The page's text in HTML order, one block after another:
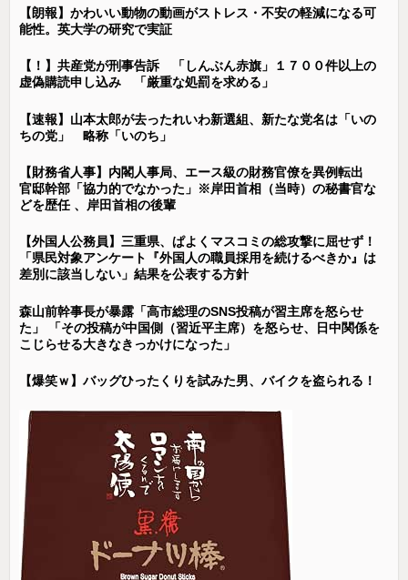
【朗報】かわいい動物の動画がストレス・不安の軽減になる可
能性。英大学の研究で実証
【！】共産党が刑事告訴 「しんぶん赤旗」１７００件以上の
虚偽購読申し込み 「厳重な処罰を求める」
【速報】山本太郎が去ったれいわ新選組、新たな党名は「いの
ちの党」 略称「いのち」
【財務省人事】内閣人事局、エース級の財務官僚を異例転出
官邸幹部「協力的でなかった」※岸田首相（当時）の秘書官な
どを歴任 、岸田首相の後輩
【外国人公務員】三重県、ぱよくマスコミの総攻撃に屈せず！
「県民対象アンケート『外国人の職員採用を続けるべきか』は
差別に該当しない」結果を公表する方針
森山前幹事長が暴露「高市総理のSNS投稿が習主席を怒らせ
た」 「その投稿が中国側（習近平主席）を怒らせ、日中関係を
こじらせる大きなきっかけになった」
【爆笑ｗ】バッグひったくりを試みた男、バイクを盗られる！